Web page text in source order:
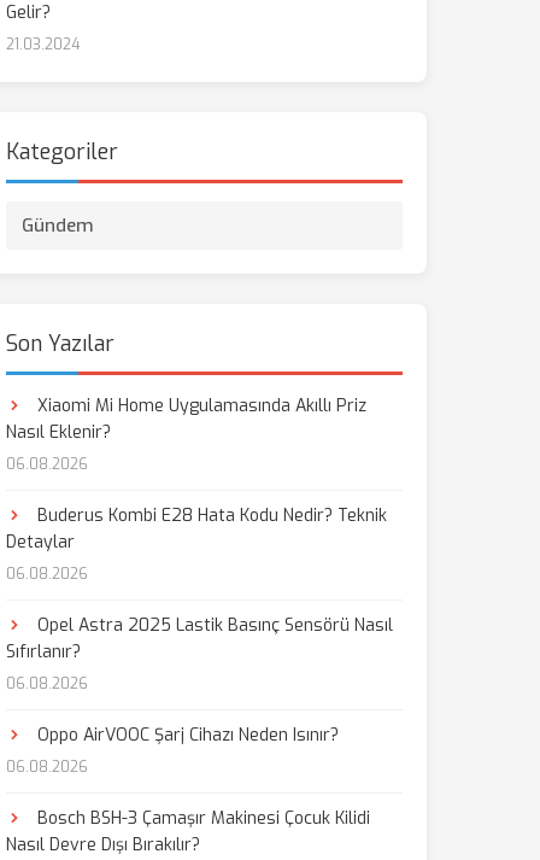
Gelir?
21.03.2024
Kategoriler
Gündem
Son Yazılar
Xiaomi Mi Home Uygulamasında Akıllı Priz
Nasıl Eklenir?
06.08.2026
Buderus Kombi E28 Hata Kodu Nedir? Teknik
Detaylar
06.08.2026
Opel Astra 2025 Lastik Basınç Sensörü Nasıl
Sıfırlanır?
06.08.2026
Oppo AirVOOC Şarj Cihazı Neden Isınır?
06.08.2026
Bosch BSH-3 Çamaşır Makinesi Çocuk Kilidi
Nasıl Devre Dışı Bırakılır?